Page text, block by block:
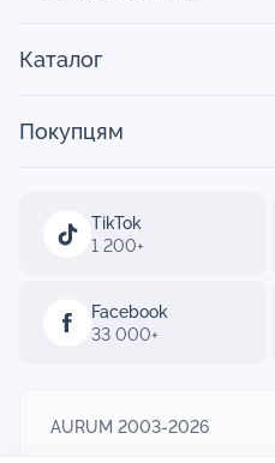
TikTok
1 200+
Facebook
33 000+
Каталог
Покупцям
AURUM 2003-2026